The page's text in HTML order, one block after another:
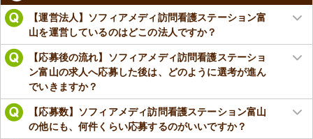
【運営法人】ソフィアメディ訪問看護ステーション富
山を運営しているのはどこの法人ですか？
【応募後の流れ】ソフィアメディ訪問看護ステーショ
ン富山の求人へ応募した後は、どのように選考が進ん
でいきますか？
【応募数】ソフィアメディ訪問看護ステーション富山
の他にも、何件くらい応募するのがいいですか？